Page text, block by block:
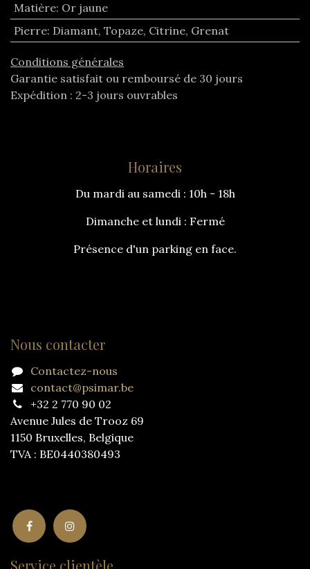
Matière: Or jaune
Pierre: Diamant, Topaze, Citrine, Grenat
Conditions générales
Garantie satisfait ou remboursé de 30 jours
Expédition : 2-3 jours ouvrables
Horaires
Du mardi au samedi : 10h - 18h
Dimanche et lundi : Fermé
Présence d'un parking en face.
Nous contacter
Contactez-nous
contact@psimar.be
+32 2 770 90 02
Avenue Jules de Trooz 69
1150 Bruxelles, Belgique
TVA : BE0440380493
Service clientèle